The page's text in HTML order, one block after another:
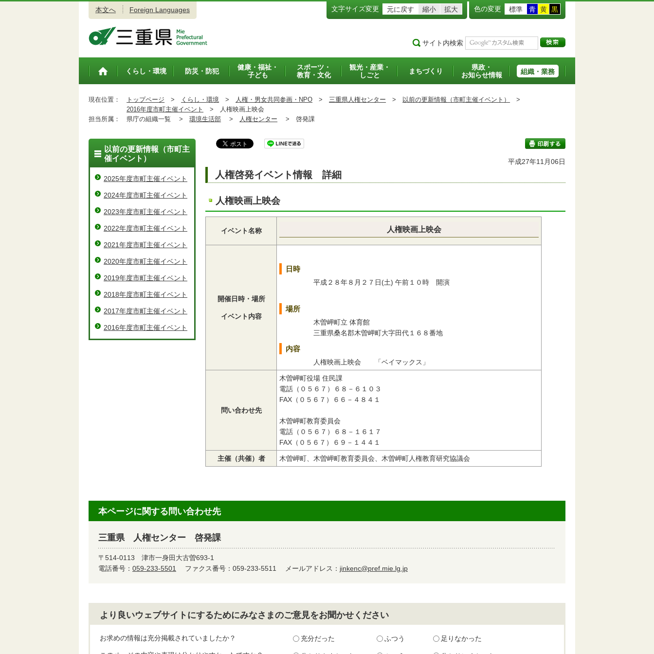
本文へ Foreign Languages 文字サイズ変更 元に戻す 縮小 拡大 色の変更 標準 青 黄 黒
サイト内検索
トップペ
くらし・環境 防災・防犯
健康・福祉・
子ども
スポーツ・
教育・文化
観光・産業・
しごと
まちづくり
県政・
お知らせ情報
組織・業務
現在位置： トップページ > くらし・環境 > 人権・男女共同参画・NPO > 三重県人権センター > 以前の更新情報（市町主催イベント）
>
2016年度市町主催イベント
> 人権映画上映会
担当所属：
県庁の組織一覧 > 環境生活部 > 人権センター > 啓発課
印刷する
平成27年11月06日
人権啓発イベント情報 詳細
人権映画上映会
イベント名称 人権映画上映会
開催日時・場所
イベント内容
日時
平成２８年８月２７日(土) 午前１０時 開演
場所
木曽岬町立 体育館
三重県桑名郡木曽岬町大字田代１６８番地
内容
人権映画上映会 「ベイマックス」
問い合わせ先
木曽岬町役場 住民課
電話（０５６７）６８－６１０３
FAX（０５６７）６６－４８４１
木曽岬町教育委員会
電話（０５６７）６８－１６１７
FAX（０５６７）６９－１４４１
主催（共催）者 木曽岬町、木曽岬町教育委員会、木曽岬町人権教育研究協議会
以前の更新情報（市町主
催イベント）
2025年度市町主催イベント
2024年度市町主催イベント
2023年度市町主催イベント
2022年度市町主催イベント
2021年度市町主催イベント
2020年度市町主催イベント
2019年度市町主催イベント
2018年度市町主催イベント
2017年度市町主催イベント
2016年度市町主催イベント
本ページに関する問い合わせ先
三重県 人権センター 啓発課
〒514-0113 津市一身田大古曽693-1
電話番号： 059-233-5501 ファクス番号：059-233-5511 メールアドレス： jinkenc@pref.mie.lg.jp
より良いウェブサイトにするためにみなさまのご意見をお聞かせください
お求めの情報は充分掲載されていましたか？ 充分だった ふつう 足りなかった